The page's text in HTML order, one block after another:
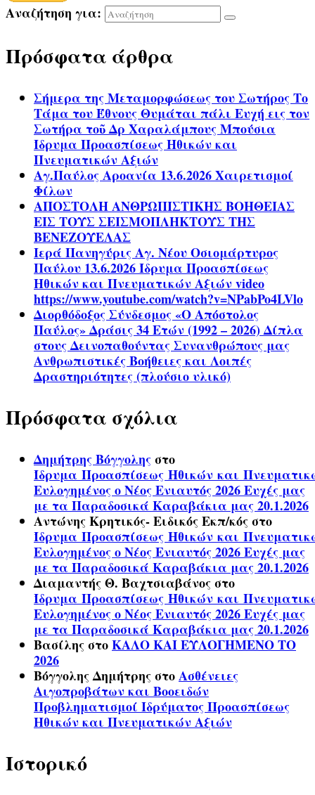
Αναζήτηση για:
Πρόσφατα άρθρα
Σήμερα της Μεταμορφώσεως του Σωτήρος Το
Τάμα του Έθνους Θυμάται πάλι Ευχή εις τον
Σωτήρα τοῦ Δρ Χαραλάμπους Μπούσια
Ίδρυμα Προασπίσεως Ηθικών και
Πνευματικών Αξιών
Αγ.Παύλος Αροανία 13.6.2026 Χαιρετισμοί
Φίλων
ΑΠΟΣΤΟΛΗ ΑΝΘΡΩΠΙΣΤΙΚΗΣ ΒΟΗΘΕΙΑΣ
ΕΙΣ ΤΟΥΣ ΣΕΙΣΜΟΠΛΗΚΤΟΥΣ ΤΗΣ
ΒΕΝΕΖΟΥΕΛΑΣ
Ιερά Πανηγύρις Αγ. Νέου Οσιομάρτυρος
Παύλου 13.6.2026 Ίδρυμα Προασπίσεως
Ηθικών και Πνευματικών Αξιών video
https://www.youtube.com/watch?v=NPabPo4LVlo
Διορθόδοξος Σύνδεσμος «Ο Απόστολος
Παύλος» Δράσις 34 Ετών (1992 – 2026) Δίπλα
στους Δεινοπαθούντας Συνανθρώπους μας
Ανθρωπιστικές Βοήθειες και Λοιπές
Δραστηριότητες (πλούσιο υλικό)
Πρόσφατα σχόλια
Δημήτρης Βόγγοληςστο
Ίδρυμα Προασπίσεως Ηθικών και
Ευλογημένος ο Νέος Ενιαυτός 2026 Ευχές μας
με τα Παραδοσικά Καραβάκια μας 20.1.2026
Αντώνης Κρητικός- Ειδικός Εκπ/κόςστο
Ίδρυμα Προασπίσεως Ηθικών και
Ευλογημένος ο Νέος Ενιαυτός 2026 Ευχές μας
με τα Παραδοσικά Καραβάκια μας 20.1.2026
Διαμαντής Θ. Βαχτσιαβάνοςστο
Ίδρυμα Προασπίσεως Ηθικών και
Ευλογημένος ο Νέος Ενιαυτός 2026 Ευχές μας
με τα Παραδοσικά Καραβάκια μας 20.1.2026
ΒασίληςστοΚΑΛΟ ΚΑΙ ΕΥΛΟΓΗΜΕΝΟ ΤΟ
2026
Βόγγολης ΔημήτρηςστοΑσθένειες
Αιγοπροβάτων και Βοοειδών
Προβληματισμοί Ιδρύματος Προασπίσεως
Ηθικών και Πνευματικών Αξιών
Ιστορικό